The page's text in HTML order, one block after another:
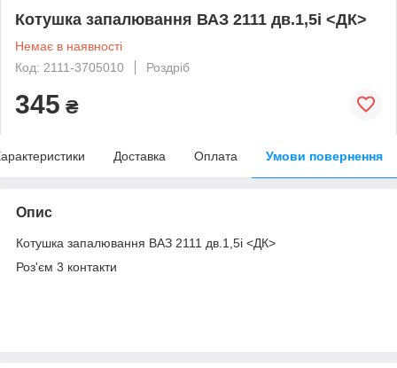
Котушка запалювання ВАЗ 2111 дв.1,5і <ДК>
Немає в наявності
Код: 2111-3705010
Роздріб
345 ₴
Доставка Оплата Умови повернення
Опис
Котушка запалювання ВАЗ 2111 дв.1,5і <ДК>
Роз'єм 3 контакти